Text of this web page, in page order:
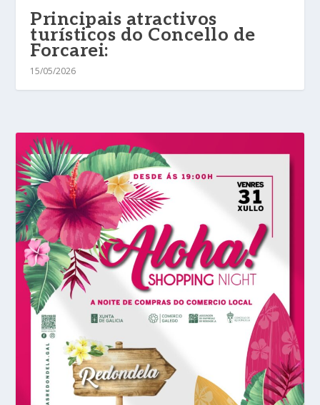
Principais atractivos
turísticos do Concello de
Forcarei:
15/05/2026